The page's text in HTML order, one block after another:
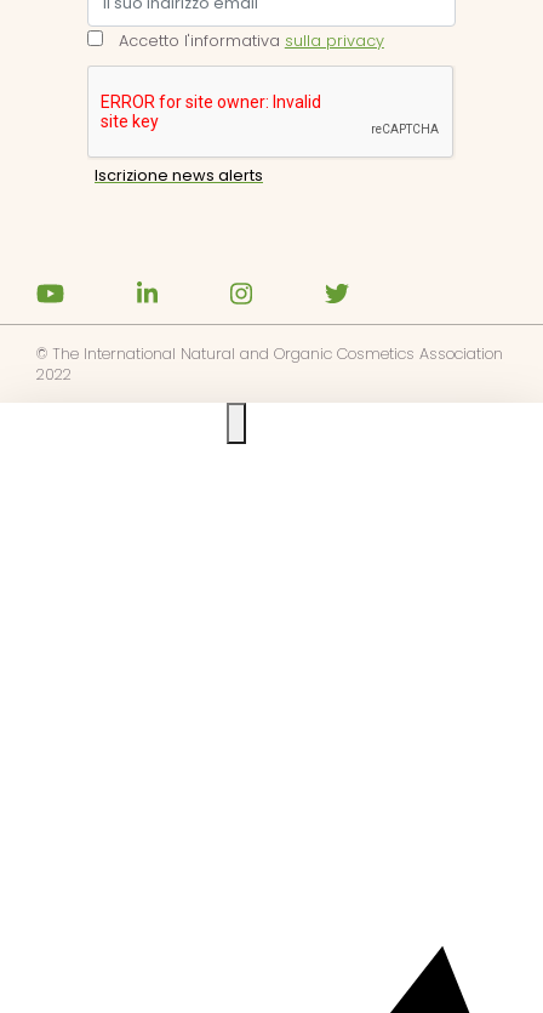
Accetto l'informativa sulla privacy
© The International Natural and Organic Cosmetics Association
2022